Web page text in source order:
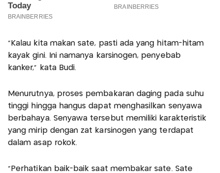
“Kalau kita makan sate, pasti ada yang hitam-hitam
kayak gini. Ini namanya karsinogen, penyebab
kanker,” kata Budi.
Menurutnya, proses pembakaran daging pada suhu
tinggi hingga hangus dapat menghasilkan senyawa
berbahaya. Senyawa tersebut memiliki karakteristik
yang mirip dengan zat karsinogen yang terdapat
dalam asap rokok.
“Perhatikan baik-baik saat membakar sate. Sate